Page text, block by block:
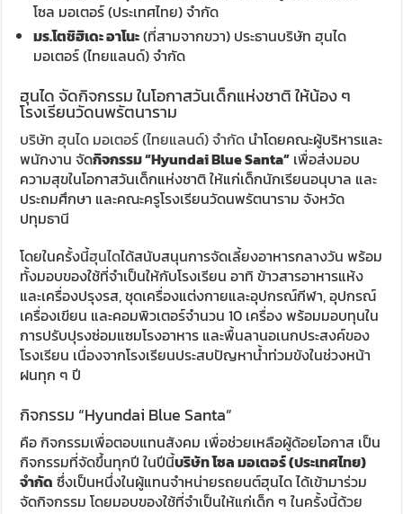
โซล มอเตอร์ (ประเทศไทย) จำกัด
มร.โตชิฮิเดะ อาโนะ(ที่สามจากขวา) ประธานบริษัท ฮุนได
มอเตอร์ (ไทยแลนด์) จำกัด
ฮุนได จัดกิจกรรม ในโอกาสวันเด็กแห่งชาติ ให้น้อง ๆ
โรงเรียนวัดนพรัตนาราม
บริษัท ฮุนได มอเตอร์ (ไทยแลนด์) จำกัด นำโดยคณะผู้บริหารและ
พนักงาน จัดกิจกรรม “Hyundai Blue Santa” เพื่อส่งมอบ
ความสุขในโอกาสวันเด็กแห่งชาติ ให้แก่เด็กนักเรียนอนุบาล และ
ประถมศึกษา และคณะครูโรงเรียนวัดนพรัตนาราม จังหวัด
ปทุมธานี
โดยในครั้งนี้ฮุนไดได้สนับสนุนการจัดเลี้ยงอาหารกลางวัน พร้อม
ทั้งมอบของใช้ที่จำเป็นให้กับโรงเรียน อาทิ ข้าวสารอาหารแห้ง
และเครื่องปรุงรส, ชุดเครื่องแต่งกายและอุปกรณ์กีฬา, อุปกรณ์
เครื่องเขียน และคอมพิวเตอร์จำนวน 10 เครื่อง พร้อมมอบทุนใน
การปรับปุรงซ่อมแซมโรงอาหาร และพื้นลานอเนกประสงค์ของ
โรงเรียน เนื่องจากโรงเรียนประสบปัญหาน้ำท่วมขังในช่วงหน้า
ฝนทุก ๆ ปี
กิจกรรม “Hyundai Blue Santa”
คือ กิจกรรมเพื่อตอบแทนสังคม เพื่อช่วยเหลือผู้ด้อยโอกาส เป็น
กิจกรรมที่จัดขึ้นทุกปี ในปีนี้บริษัท โซล มอเตอร์ (ประเทศไทย)
จำกัด ซึ่งเป็นหนึ่งในผู้แทนจำหน่ายรถยนต์ฮุนได ได้เข้ามาร่วม
จัดกิจกรรม โดยมอบของใช้ที่จำเป็นให้แก่เด็ก ๆ ในครั้งนี้ด้วย